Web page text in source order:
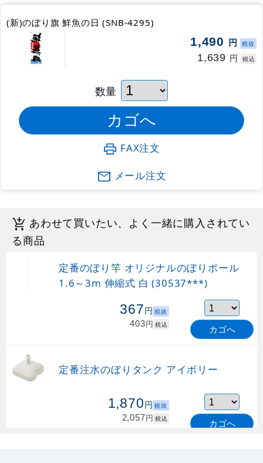
(新)のぼり旗 鮮魚の日 (SNB-4295)
1,490 円 税抜
1,639 円 税込
数量
FAX注文
メール注文
あわせて買いたい、よく一緒に購入されてい
る商品
定番のぼり竿 オリジナルのぼりポール
1.6～3m 伸縮式 白 (30537***)
367円 税抜
403円 税込 カゴへ
定番注水のぼりタンク アイボリー
1,870円 税抜
2,057円 税込 カゴへ